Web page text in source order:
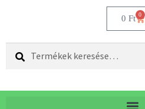
0 Ft 0
Keresés